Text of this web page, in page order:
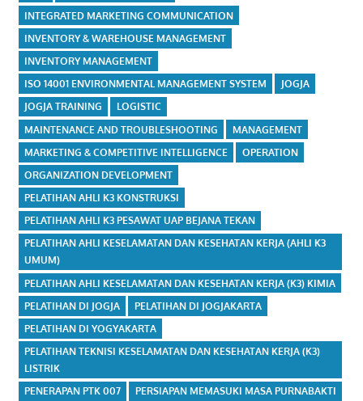
INTEGRATED MARKETING COMMUNICATION
INVENTORY & WAREHOUSE MANAGEMENT
INVENTORY MANAGEMENT
ISO 14001 ENVIRONMENTAL MANAGEMENT SYSTEM
JOGJA
JOGJA TRAINING
LOGISTIC
MAINTENANCE AND TROUBLESHOOTING
MANAGEMENT
MARKETING & COMPETITIVE INTELLIGENCE
OPERATION
ORGANIZATION DEVELOPMENT
PELATIHAN AHLI K3 KONSTRUKSI
PELATIHAN AHLI K3 PESAWAT UAP BEJANA TEKAN
PELATIHAN AHLI KESELAMATAN DAN KESEHATAN KERJA (AHLI K3
UMUM)
PELATIHAN AHLI KESELAMATAN DAN KESEHATAN KERJA (K3) KIMIA
PELATIHAN DI JOGJA
PELATIHAN DI JOGJAKARTA
PELATIHAN DI YOGYAKARTA
PELATIHAN TEKNISI KESELAMATAN DAN KESEHATAN KERJA (K3)
LISTRIK
PENERAPAN PTK 007
PERSIAPAN MEMASUKI MASA PURNABAKTI